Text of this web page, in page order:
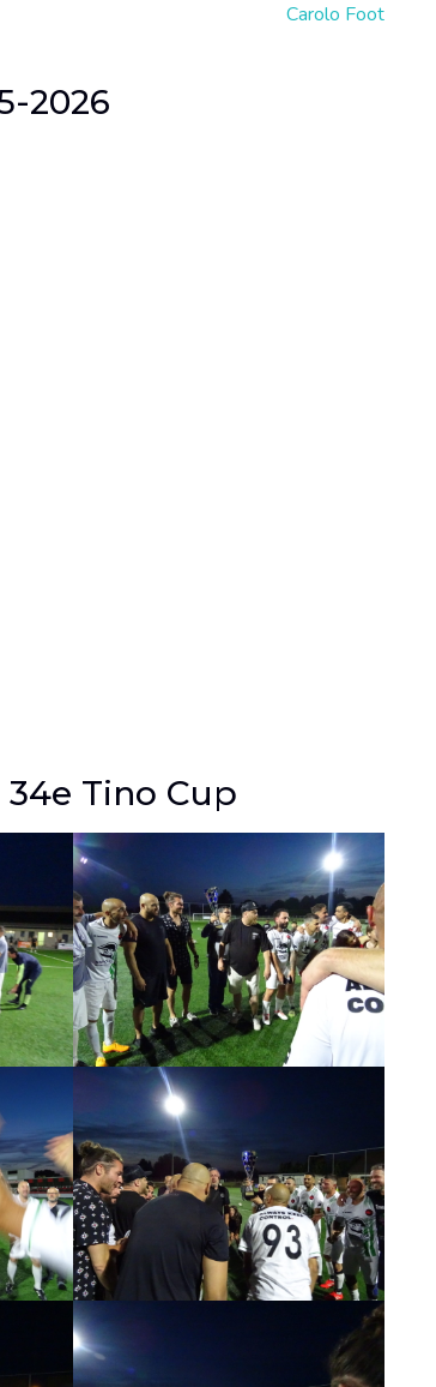
Carolo Foot
2026
Tino Cup